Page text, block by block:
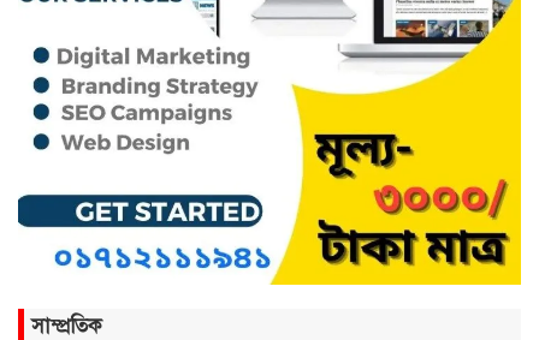
কথাসাহিত্যিক রাবেয়া খাতুন আর নেই
সিলেট ওসমানী আন্তর্জাতিক
বিমানবন্দরে সংবর্ধিত হলেন আওলাদ
আলী রেজা
সাম্প্রতিক